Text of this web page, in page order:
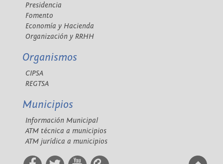
Presidencia
Fomento
Economía y Hacienda
Organización y RRHH
Organismos
CIPSA
REGTSA
Municipios
Información Municipal
ATM técnica a municipios
ATM jurídica a municipios